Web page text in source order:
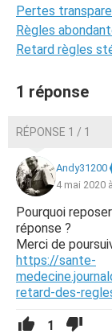
Pertes
Règles
Retard règles
1 réponse
RÉPONSE 1 / 1
Andy31200
4 mai 2020
Pourquoi
réponse ?
Merci de
https://sante-
retard-des-
1